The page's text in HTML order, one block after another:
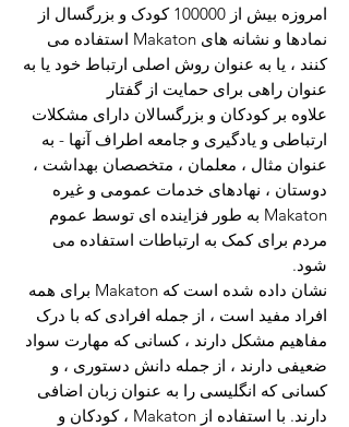
امروزه بیش از 100000 کودک و بزرگسال از
نمادها و نشانه های Makaton استفاده می
کنند ، یا به عنوان روش اصلی ارتباط خود یا به
عنوان راهی برای حمایت از گفتار
علاوه بر کودکان و بزرگسالان دارای مشکلات
ارتباطی و یادگیری و جامعه اطراف آنها - به
عنوان مثال ، معلمان ، متخصصان بهداشت ،
دوستان ، نهادهای خدمات عمومی و غیره
Makaton به طور فزاینده ای توسط عموم
مردم برای کمک به ارتباطات استفاده می
شود.
نشان داده شده است که Makaton برای همه
افراد مفید است ، از جمله افرادی که با درک
مفاهیم مشکل دارند ، کسانی که مهارت سواد
ضعیفی دارند ، از جمله دانش دستوری ، و
کسانی که انگلیسی را به عنوان زبان اضافی
دارند. با استفاده از Makaton ، کودکان و